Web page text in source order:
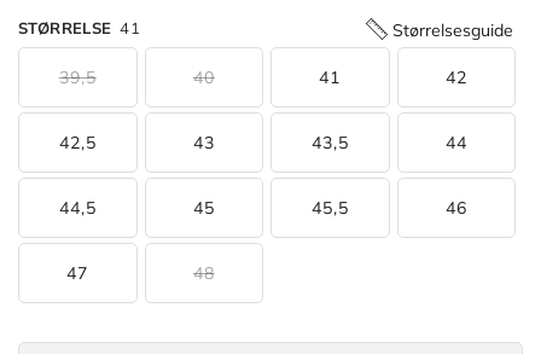
Available
Slip-
ins:
Aero
Burst
-
Aero
STØRRELSE 41 Størrelsesguide
39,5 40 41 42
42,5 43 43,5 44
44,5 45 45,5 46
47 48